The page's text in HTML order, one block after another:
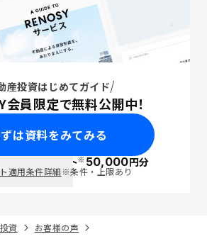
産投資はじめてガイド
会員限定で無料公開中！
は資料をみてみる
ポイント※50,000円分
適用条件詳細※条件・上限あり
資
お客様の声